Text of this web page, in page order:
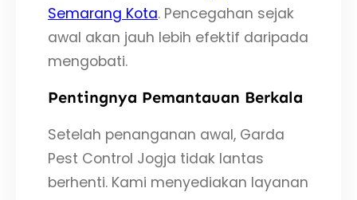
Semarang Kota. Pencegahan sejak
awal akan jauh lebih efektif daripada
mengobati.
Pentingnya Pemantauan Berkala
Setelah penanganan awal, Garda
Pest Control Jogja tidak lantas
berhenti. Kami menyediakan layanan